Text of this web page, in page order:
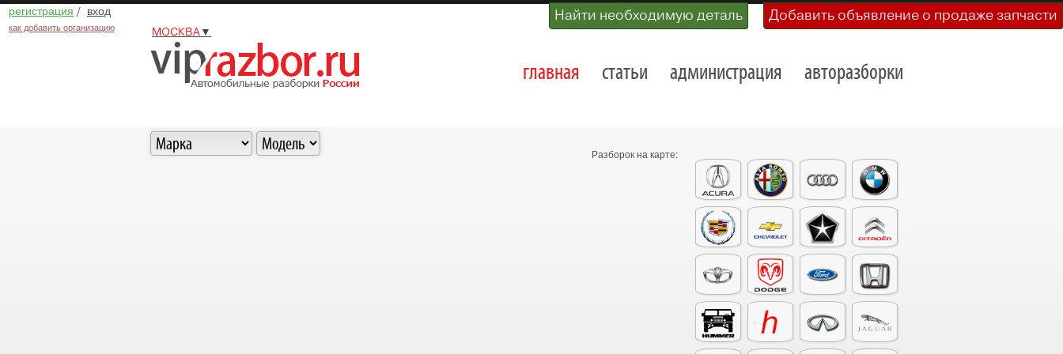
регистрация / вход
как добавить организацию
Найти необходимую деталь Добавить объявление о продаже запчасти
МОСКВА▼
главная статьи администрация авторазборки
Разборок на карте: